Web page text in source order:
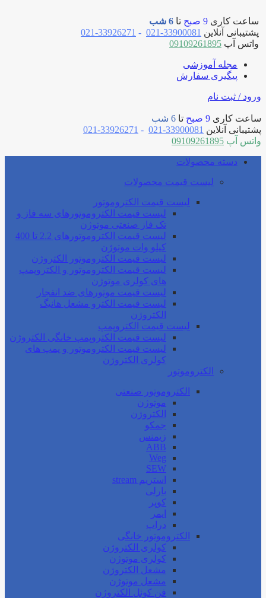
ساعت کاری 9 صبح تا 6 شب
پشتیبانی آنلاین 33900081-021
-
33926271-021
واتس آپ 09109261895
مجله آموزشی
پیگیری سفارش
ورود / ثبت نام
ساعت کاری 9 صبح تا 6 شب
پشتیبانی آنلاین 33900081-021
-
33926271-021
واتس آپ 09109261895
دسته محصولات
لیست قیمت محصولات
لیست قیمت الکتروموتور
لیست قیمت الکتروموتورهای سه فاز و
تک فاز صنعتی موتوژن
لیست قیمت الکتروموتورهای 2.2 تا 400
کیلو وات موتوژن
لیست قیمت الکتروموتور الکتروژن
لیست قیمت الکتروموتور و الکتروپمپ
های کولری موتوژن
لیست قیمت موتورهای ضد انفجار
لیست قیمت الکترو مشعل هانیگ
الکتروژن
لیست قیمت الکتروپمپ
لیست قیمت الکتروپمپ خانگی الکتروژن
لیست قیمت الکتروموتور و پمپ های
کولری الکتروژن
الکتروموتور
الکتروموتور صنعتی
موتوژن
الکتروژن
جمکو
زیمنس
ABB
Weg
SEW
استریم stream
بارلی
کوپر
ایمر
دراپ
الکتروموتور خانگی
کولری الکتروژن
کولری موتوژن
مشعل الکتروژن
مشعل موتوژن
فن کوئل الکتروژن